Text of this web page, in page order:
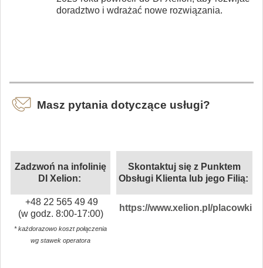
doradztwo i wdrażać nowe rozwiązania.
Masz pytania dotyczące usługi?
Zadzwoń na infolinię
DI Xelion:
Skontaktuj się z Punktem
Obsługi Klienta lub jego Filią:
+48 22 565 49 49
(w godz. 8:00-17:00)
https://www.xelion.pl/placowki
* każdorazowo koszt połączenia
wg stawek operatora